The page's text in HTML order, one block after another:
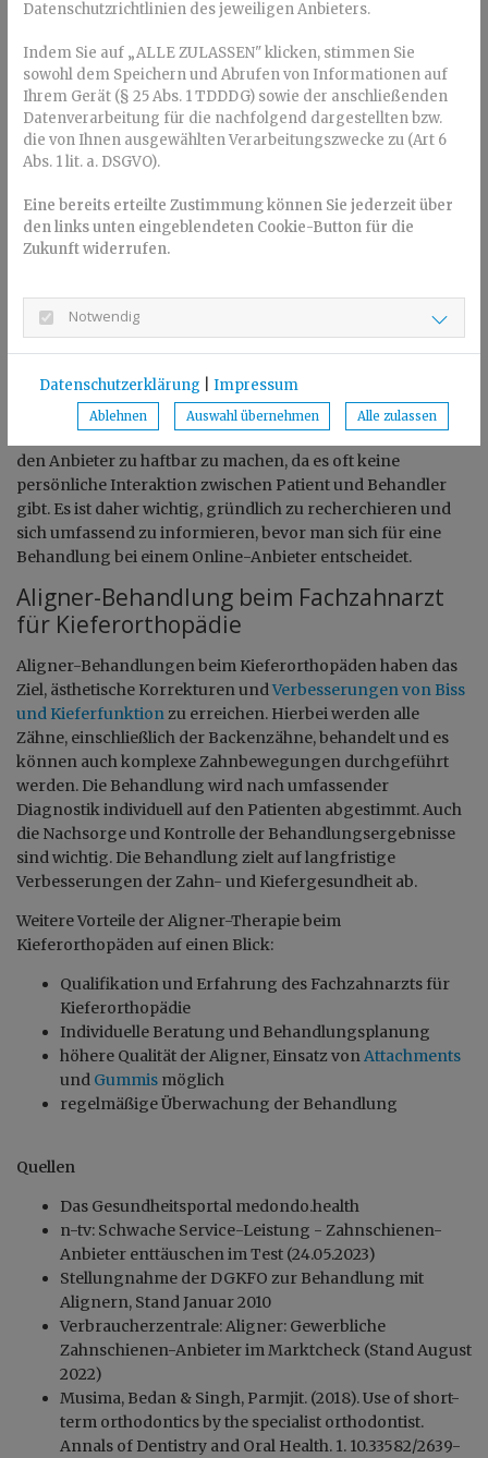
werden können. Ein Kieferorthopäde kann diese Probleme
identifizieren und eine geeignete Behandlung empfehlen.
Aligner vom Start-up sind nur für ganz
bestimmte Zahnkorrekturen geeignet
Mit Zahnschienen allein lässt sich nur ein kleiner Teil der
Zahnfehlstellungen korrigieren. Sie sind hauptsächlich für
Schneidezähne geeignet. Für komplexere Korrekturen
sindAttachments- kleine Haltepunkte aus Kunststoff –
feste Zahnspange die bessere Wahl. Welche Methode im
Einzelfall am besten geeignet ist, sollte von einem Experten
beurteilt werden.
Haftbarkeitsprobleme
Im Falle von Behandlungsfehlern kann es schwierig sein,
den Anbieter zu haftbar zu machen, da es oft keine
persönliche Interaktion zwischen Patient und Behandler
gibt. Es ist daher wichtig, gründlich zu recherchieren und
sich umfassend zu informieren, bevor man sich für eine
Behandlung bei einem Online-Anbieter entscheidet.
Aligner-Behandlung beim Fachzahnarzt
für Kieferorthopädie
Aligner-Behandlungen beim Kieferorthopäden haben das
Ziel, ästhetische Korrekturen undVerbesserungen von Biss
und Kieferfunktionzu erreichen. Hierbei werden alle
Zähne, einschließlich der Backenzähne, behandelt und es
können auch komplexe Zahnbewegungen durchgeführt
werden. Die Behandlung wird nach umfassender
Diagnostik individuell auf den Patienten abgestimmt. Auch
die Nachsorge und Kontrolle der Behandlungsergebnisse
sind wichtig. Die Behandlung zielt auf langfristige
Verbesserungen der Zahn- und Kiefergesundheit ab.
Weitere Vorteile der Aligner-Therapie beim
Kieferorthopäden auf einen Blick:
Qualifikation und Erfahrung des Fachzahnarzts für
Kieferorthopädie
Individuelle Beratung und Behandlungsplanung
höhere Qualität der Aligner, Einsatz vonAttachments
und Gummis möglich
regelmäßige Überwachung der Behandlung
Quellen
Das Gesundheitsportal medondo.health
n-tv: Schwache Service-Leistung - Zahnschienen-
Anbieter enttäuschen im Test (24.05.2023)
Stellungnahme der DGKFO zur Behandlung mit
Alignern, Stand Januar 2010
Verbraucherzentrale: Aligner: Gewerbliche
Zahnschienen-Anbieter im Marktcheck (Stand August
2022)
Musima, Bedan & Singh, Parmjit. (2018). Use of short-
term orthodontics by the specialist orthodontist.
Annals of Dentistry and Oral Health. 1. 10.33582/2639-
Datenschutzrichtlinien des jeweiligen Anbieters.
Indem Sie auf „ALLE ZULASSEN" klicken, stimmen Sie
sowohl dem Speichern und Abrufen von Informationen auf
Ihrem Gerät (§ 25 Abs. 1 TDDDG) sowie der anschließenden
Datenverarbeitung für die nachfolgend dargestellten bzw.
die von Ihnen ausgewählten Verarbeitungszwecke zu (Art 6
Abs. 1 lit. a. DSGVO).
Eine bereits erteilte Zustimmung können Sie jederzeit über
den links unten eingeblendeten Cookie-Button für die
Zukunft widerrufen.
Notwendig
Datenschutzerklärung Impressum
Ablehnen Auswahl übernehmen Alle zulassen